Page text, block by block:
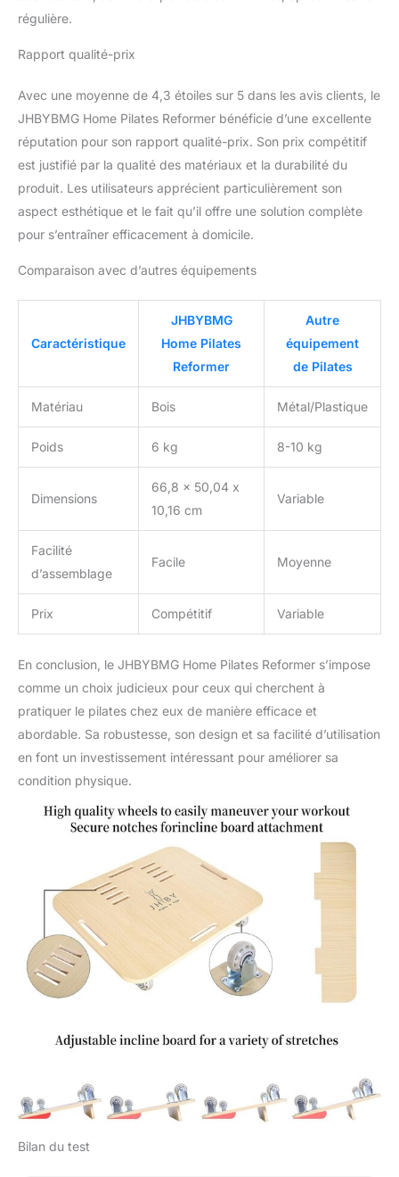
régulière.
Rapport qualité-prix
Avec une moyenne de 4,3 étoiles sur 5 dans les avis clients, le
JHBYBMG Home Pilates Reformer bénéficie d’une excellente
réputation pour son rapport qualité-prix. Son prix compétitif
est justifié par la qualité des matériaux et la durabilité du
produit. Les utilisateurs apprécient particulièrement son
aspect esthétique et le fait qu’il offre une solution complète
pour s’entraîner efficacement à domicile.
Comparaison avec d’autres équipements
Caractéristique
JHBYBMG
Home Pilates
Reformer
Autre
équipement
de Pilates
Matériau Bois Métal/Plastique
Poids 6 kg 8-10 kg
Dimensions
66,8 x 50,04 x
10,16 cm
Variable
Facilité
d’assemblage
Facile Moyenne
Prix Compétitif Variable
En conclusion, le JHBYBMG Home Pilates Reformer s’impose
comme un choix judicieux pour ceux qui cherchent à
pratiquer le pilates chez eux de manière efficace et
abordable. Sa robustesse, son design et sa facilité d’utilisation
en font un investissement intéressant pour améliorer sa
condition physique.
Bilan du test